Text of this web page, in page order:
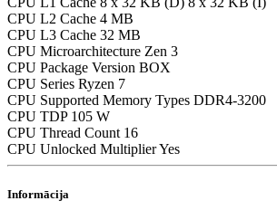
CPU L2 Cache 4 MB
CPU L3 Cache 32 MB
CPU Microarchitecture Zen 3
CPU Package Version BOX
CPU Series Ryzen 7
CPU Supported Memory Types DDR4-3200
CPU TDP 105 W
CPU Thread Count 16
CPU Unlocked MultiplierYes
Informācija